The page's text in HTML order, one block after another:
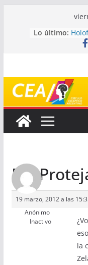
Lo último:
audio
Re:
19 marzo, 2012 a las
Anónimo
Inactivo
la